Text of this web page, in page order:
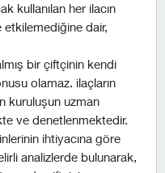
kullanılan her ilacın
dair,
bir çiftçinin kendi
olamaz. i̇laçların
kuruluşun uzman
ve denetlenmektedir.
ihtiyacına göre
analizlerde bulunarak,